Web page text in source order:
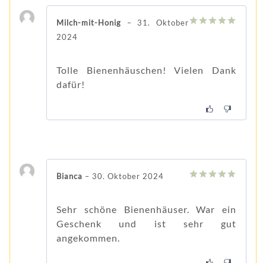
Milch-mit-Honig – 31. Oktober
2024
Tolle Bienenhäuschen! Vielen Dank
dafür!
Bianca – 30. Oktober 2024
Sehr schöne Bienenhäuser. War ein
Geschenk und ist sehr gut
angekommen.